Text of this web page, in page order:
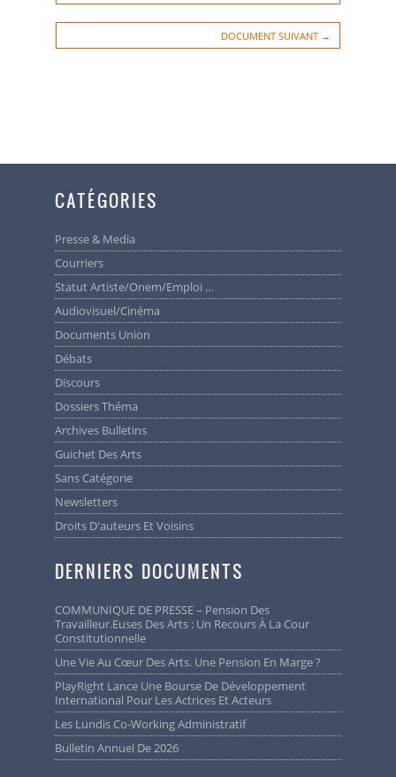
DOCUMENT SUIVANT →
CATÉGORIES
Presse & Media
Courriers
Statut Artiste/Onem/Emploi …
Audiovisuel/cinéma
Documents Union
Débats
Discours
Dossiers Théma
Archives Bulletins
Guichet Des Arts
Sans Catégorie
Newsletters
Droits D'auteurs Et Voisins
DERNIERS DOCUMENTS
COMMUNIQUE DE PRESSE – Pension Des
Travailleur.euses Des Arts : Un Recours À La Cour
Constitutionnelle
Une Vie Au Cœur Des Arts. Une Pension En Marge ?
PlayRight Lance Une Bourse De Développement
International Pour Les Actrices Et Acteurs
Les Lundis Co-Working Administratif
Bulletin Annuel De 2026